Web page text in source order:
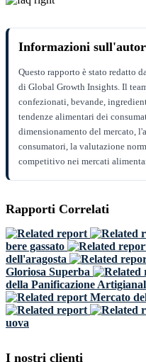
Informazioni
Questo rapporto è stato redatto
di Global Growth Insights. Il
confezionati, bevande,
tendenze alimentari dei
dimensionamento del mercato,
consumatori, la valutazione
competitivo nei mercati
Rapporti Correlati
bere gassato
dell'aragosta
Gloriosa Superba
della Panificazione
Mercato
uova
I nostri clienti